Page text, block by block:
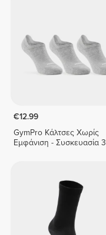
€12.99
GymPro Κάλτσες Χωρίς
Εμφάνιση - Συσκευασία 3